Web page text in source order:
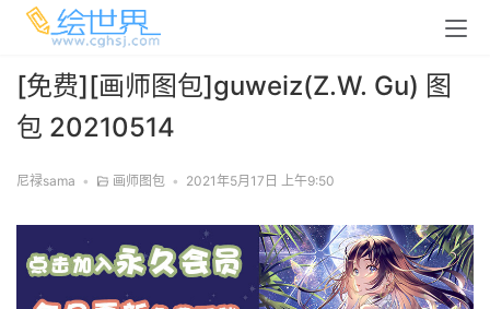
[免费][画师图包]guweiz(Z.W. Gu) 图
包 20210514
尼禄sama • 画师图包 • 2021年5月17日 上午9:50